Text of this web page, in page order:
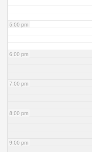
5:00 pm
6:00 pm
7:00 pm
8:00 pm
9:00 pm